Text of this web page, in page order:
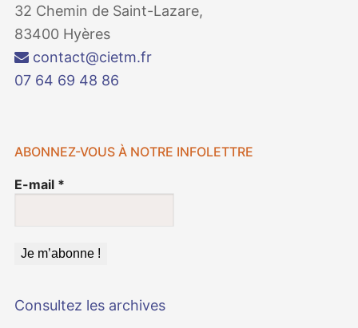
32 Chemin de Saint-Lazare,
83400 Hyères
contact@cietm.fr
07 64 69 48 86
ABONNEZ-VOUS À NOTRE INFOLETTRE
E-mail *
Consultez les archives